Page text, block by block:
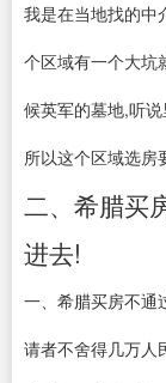
我是在当地找的中
个区域有一个大坑
候英军的墓地,听
所以这个区域选房
二、希腊买
进去!
一、希腊买房不通
请者不舍得几万人